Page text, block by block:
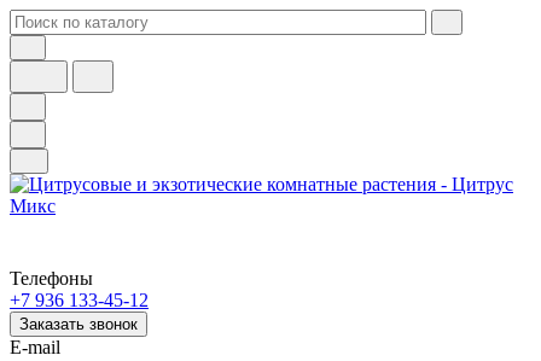
Телефоны
+7 936 133-45-12
Заказать звонок
E-mail